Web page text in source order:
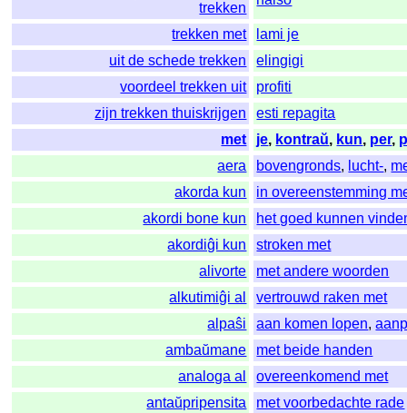
trekken
trekken met
lami je
uit de schede trekken
elingigi
voordeel trekken uit
profiti
zijn trekken thuiskrijgen
esti repagita
met
je, kontraŭ, kun, per,
aera
bovengronds, lucht-,
akorda kun
in overeenstemming
akordi bone kun
het goed kunnen
akordiĝi kun
stroken met
alivorte
met andere woorden
alkutimiĝi al
vertrouwd raken met
alpaŝi
aan komen lopen,
ambaŭmane
met beide handen
analoga al
overeenkomend met
antaŭpripensita
met voorbedachte rade